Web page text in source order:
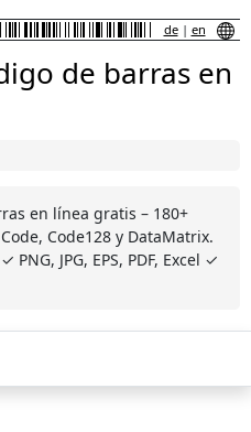
de| en
de barras en
en línea gratis – 180+
Code128 y DataMatrix.
JPG, EPS, PDF, Excel ✓